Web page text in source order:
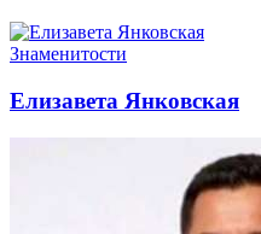
Знаменитости
Елизавета Янковская